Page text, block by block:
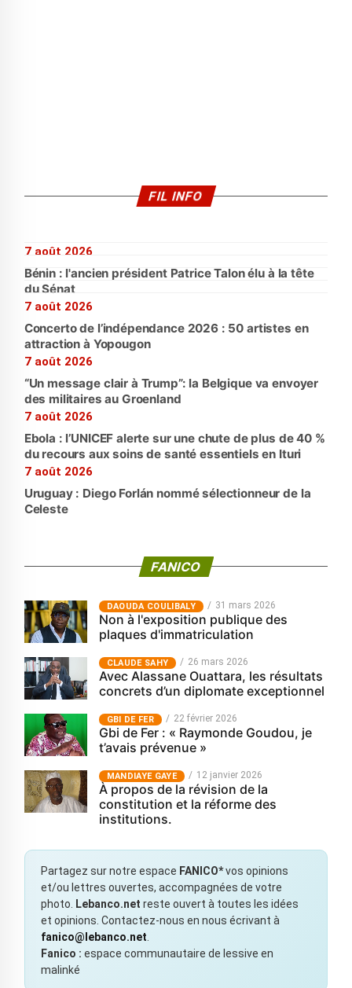
FIL INFO
7 août 2026
Bénin : l'ancien président Patrice Talon élu à la tête
du Sénat
7 août 2026
Concerto de l’indépendance 2026 : 50 artistes en
attraction à Yopougon
7 août 2026
“Un message clair à Trump”: la Belgique va envoyer
des militaires au Groenland
7 août 2026
Ebola : l’UNICEF alerte sur une chute de plus de 40 %
du recours aux soins de santé essentiels en Ituri
7 août 2026
Uruguay : Diego Forlán nommé sélectionneur de la
Celeste
FANICO
‎DAOUDA COULIBALY 31 mars 2026
Non à l'exposition publique des
plaques d'immatriculation
CLAUDE SAHY 26 mars 2026
Avec Alassane Ouattara, les résultats
concrets d’un diplomate exceptionnel
GBI DE FER 22 février 2026
Gbi de Fer : « Raymonde Goudou, je
t’avais prévenue »
MANDIAYE GAYE 12 janvier 2026
À propos de la révision de la
constitution et la réforme des
institutions.
Partagez sur notre espace FANICO*vos opinions
et/ou lettres ouvertes, accompagnées de votre
photo.
Lebanco.net reste ouvert à toutes les idées
et opinions. Contactez-nous en nous écrivant à
fanico@lebanco.net
Fanico : espace communautaire de lessive en
malinké